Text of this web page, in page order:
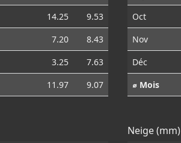
14.25
9.53
7.20
8.43
3.25
7.63
11.97 9.07
Oct
Nov
Déc
⌀ Mois
Neige (mm)